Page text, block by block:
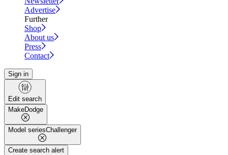
Advertise
Further
Shop
About us
Press
Contact
Sign in
Edit search
MakeDodge
Model seriesChallenger
Create search alert